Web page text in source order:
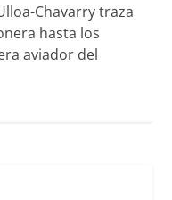
Chavarry traza
hasta los
aviador del